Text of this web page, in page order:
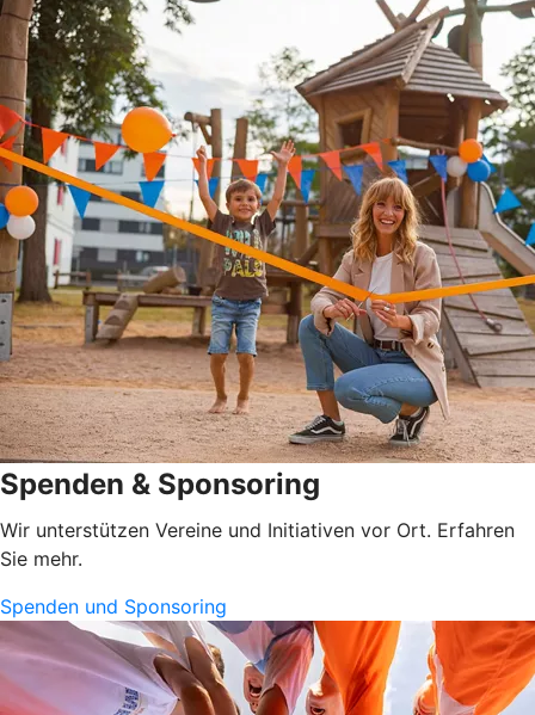
Spenden & Sponsoring
Wir unterstützen Vereine und Initiativen vor Ort. Erfahren
Sie mehr.
Spenden und Sponsoring